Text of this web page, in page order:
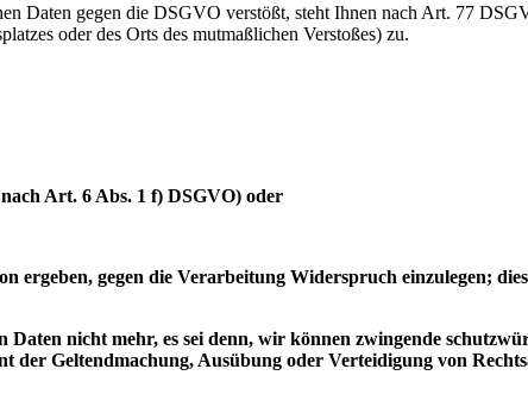
Daten gegen die DSGVO verstößt, steht Ihnen nach Art. 77
oder des Orts des mutmaßlichen Verstoßes) zu.
Art. 6 Abs. 1 f) DSGVO) oder
ergeben, gegen die Verarbeitung Widerspruch einzulegen;
nicht mehr, es sei denn, wir können zwingende
der Geltendmachung, Ausübung oder Verteidigung von